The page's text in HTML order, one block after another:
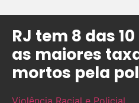
RJ tem 8 das
as maiores
mortos pela